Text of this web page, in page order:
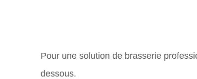
Pour une solution de brasserie
dessous.